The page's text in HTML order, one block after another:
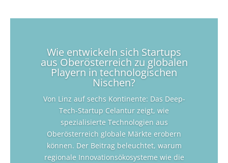
Wie entwickeln sich Startups
aus Oberösterreich zu globalen
Playern in technologischen
Nischen?
Von Linz auf sechs Kontinente: Das Deep-
Tech-Startup Celantur zeigt, wie
spezialisierte Technologien aus
Oberösterreich globale Märkte erobern
können. Der Beitrag beleuchtet, warum
regionale Innovationsökosysteme wie die